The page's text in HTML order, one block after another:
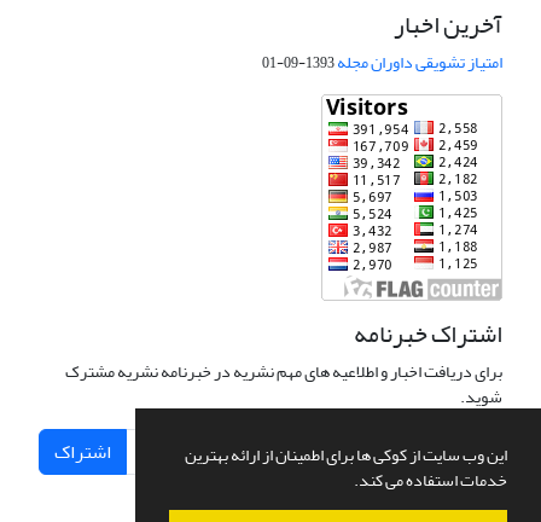
این وب سایت از کوکی ها برای اطمینان از ارائه بهترین
خدمات استفاده می کند.
آخرین اخبار
امتیاز تشویقی داوران مجله1393-09-01
اشتراک خبرنامه
برای دریافت اخبار و اطلاعیه های مهم نشریه در خبرنامه نشریه مشترک
شوید.
اشتراک